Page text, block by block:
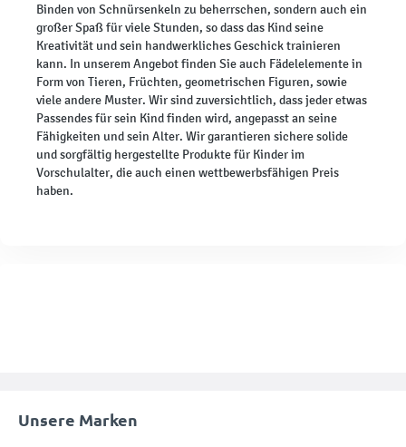
Binden von Schnürsenkeln zu beherrschen, sondern auch ein
großer Spaß für viele Stunden, so dass das Kind seine
Kreativität und sein handwerkliches Geschick trainieren
kann. In unserem Angebot finden Sie auch Fädelelemente in
Form von Tieren, Früchten, geometrischen Figuren, sowie
viele andere Muster. Wir sind zuversichtlich, dass jeder etwas
Passendes für sein Kind finden wird, angepasst an seine
Fähigkeiten und sein Alter. Wir garantieren sichere solide
und sorgfältig hergestellte Produkte für Kinder im
Vorschulalter, die auch einen wettbewerbsfähigen Preis
haben.
Unsere Marken